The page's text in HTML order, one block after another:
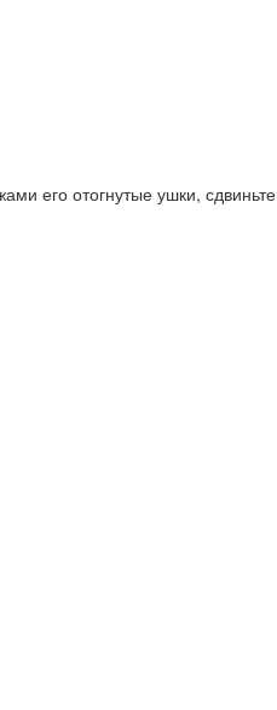
его отогнутые ушки, сдвиньте